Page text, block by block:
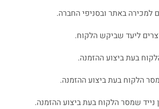
למכירה באתר ובסניפי החברה.
ליעד שביקש הלקוח.
בעת ביצוע ההזמנה.
נייד שמסר הלקוח בעת ביצוע ההזמנה.